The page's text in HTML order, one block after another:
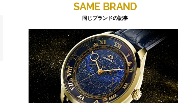
SAME BRAND
同じブランドの記事